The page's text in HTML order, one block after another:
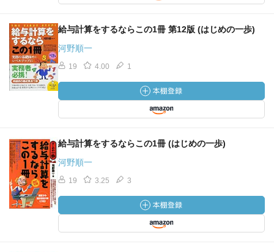
給与計算をするならこの1冊 第12版 (はじめの一歩)
河野順一
19 4.00 1
給与計算をするならこの1冊 (はじめの一歩)
河野順一
19 3.25 3